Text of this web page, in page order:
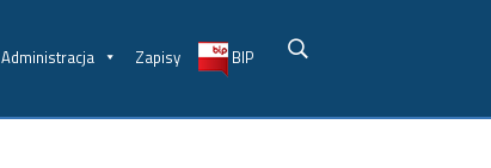
Administracja Zapisy BIP